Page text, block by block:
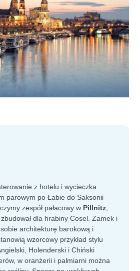
z hotelu i wycieczka
parowym po Łabie do Saksonii
zespół pałacowy w Pillnitz
dla hrabiny Cosel. Zamek i
architekturę barokową i
wzorcowy przykład stylu
Holenderski i Chiński
w oranżerii i palmiarni można